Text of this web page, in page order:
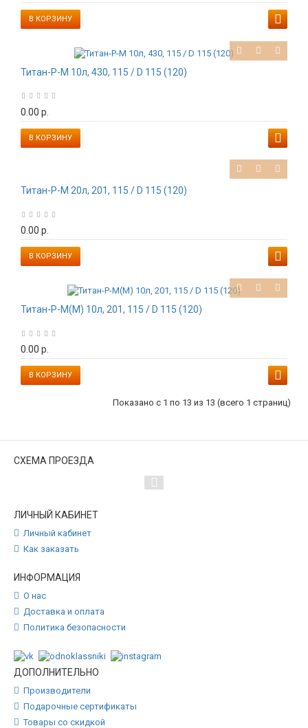
В КОРЗИНУ
Титан-Р-М 10л, 430, 115 / D 115 (120)
0.00 р.
В КОРЗИНУ
Титан-Р-М 20л, 201, 115 / D 115 (120)
0.00 р.
В КОРЗИНУ
Титан-Р-М(М) 10л, 201, 115 / D 115 (120)
0.00 р.
В КОРЗИНУ
Показано с 1 по 13 из 13 (всего 1 страниц)
СХЕМА ПРОЕЗДА
ЛИЧНЫЙ КАБИНЕТ
Личный кабинет
Как заказать
ИНФОРМАЦИЯ
О нас
Доставка и оплата
Политика безопасности
ДОПОЛНИТЕЛЬНО
Производители
Подарочные сертификаты
Товары со скидкой